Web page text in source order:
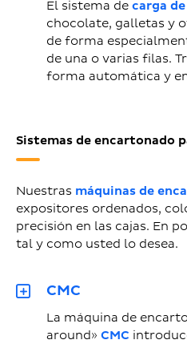
El sistema de carga
chocolate, galletas y
de forma
de una o varias filas.
forma automática y
Sistemas de encartonado
Nuestras máquinas de
expositores ordenados,
precisión en las cajas. En
tal y como usted lo desea.
CMC
La máquina de
around» CMC